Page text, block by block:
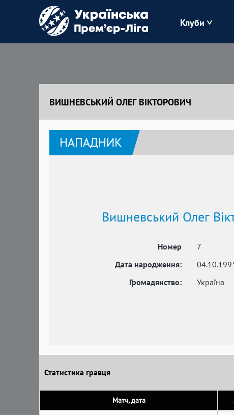
Клуби
Зоря
Полісся
ВИШНЕВСЬКИЙ ОЛЕГ ВІКТОРОВИЧ
НАПАДНИК
Вишневський Олег
Номер
7
Дата народження:
Громадянство:
Україна
Статистика гравця
Матч, дата